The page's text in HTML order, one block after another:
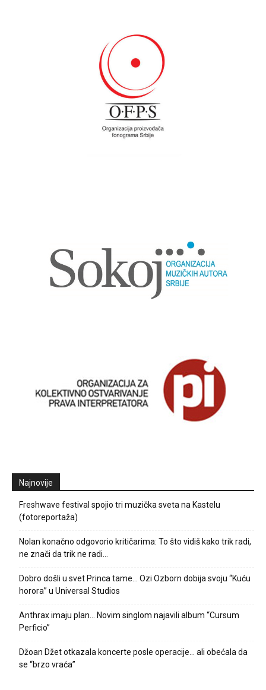
Najnovije
Freshwave festival spojio tri muzička sveta na Kastelu
(fotoreportaža)
Nolan konačno odgovorio kritičarima: To što vidiš kako trik radi,
ne znači da trik ne radi…
Dobro došli u svet Princa tame… Ozi Ozborn dobija svoju “Kuću
horora” u Universal Studios
Anthrax imaju plan… Novim singlom najavili album “Cursum
Perficio”
Džoan Džet otkazala koncerte posle operacije… ali obećala da
se “brzo vraća”